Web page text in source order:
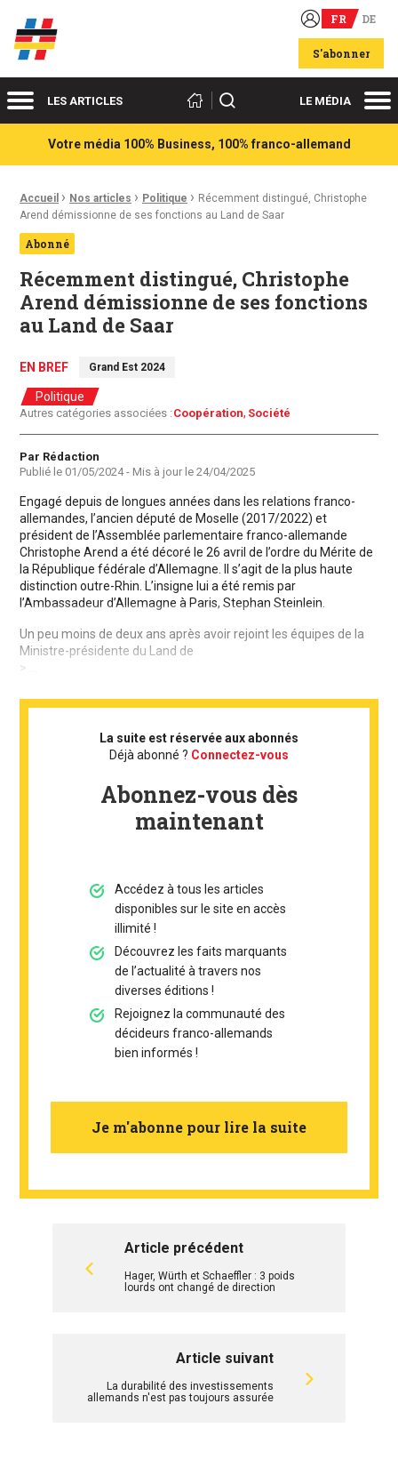
Acteurs du franco-allemand FR DE
S'abonner
MenuLES ARTICLES Rechercher LE MÉDIA
Votre média 100% Business, 100% franco-allemand
Fil d'Ariane :
Accueil › Nos articles › Politique › Récemment distingué, Christophe
Arend démissionne de ses fonctions au Land de Saar
Abonné
Récemment distingué, Christophe
Arend démissionne de ses fonctions
au Land de Saar
EN BREF Grand Est 2024
Politique
Autres catégories associées : Coopération Société
Auteur
Par Rédaction
Publié le 01/05/2024- Mis à jour le 24/04/2025
Engagé depuis de longues années dans les relations franco-
allemandes, l’ancien député de Moselle (2017/2022) et
président de l’Assemblée parlementaire franco-allemande
Christophe Arend a été décoré le 26 avril de l’ordre du Mérite de
la République fédérale d’Allemagne. Il s’agit de la plus haute
distinction outre-Rhin. L’insigne lui a été remis par
l’Ambassadeur d’Allemagne à Paris, Stephan Steinlein.
Un peu moins de deux ans après avoir rejoint les équipes de la
Ministre-présidente du Land de
> ...
La suite est réservée aux abonnés
Déjà abonné ? Connectez-vous
Abonnez-vous dès
maintenant
Accédez à tous les articles
disponibles sur le site en accès
illimité !
Découvrez les faits marquants
de l’actualité à travers nos
diverses éditions !
Rejoignez la communauté des
décideurs franco-allemands
bien informés !
Je m'abonne pour lire la suite
Article précédent
Hager, Würth et Schaeffler : 3 poids
lourds ont changé de direction
Article suivant
La durabilité des investissements
allemands n'est pas toujours assurée